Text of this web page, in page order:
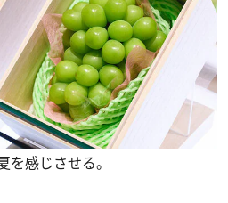
感じさせる。